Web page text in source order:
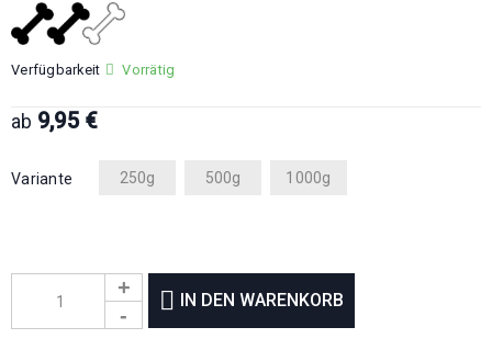
Verfügbarkeit Vorrätig
ab 9,95 €
Variante 250g 500g 1000g
IN DEN WARENKORB